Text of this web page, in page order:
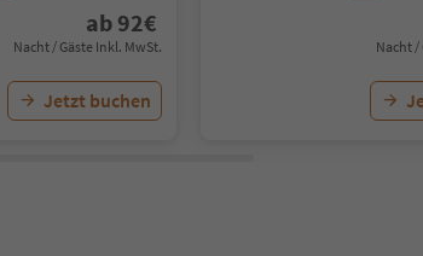
ab 92€
Nacht / Gäste Inkl. MwSt.
Jetzt buchen
Nacht /